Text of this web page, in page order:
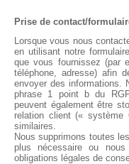
Prise de contact/
Lorsque vous nous
en utilisant notre
que vous fournissez (par
téléphone, adresse) afin
envoyer des informations.
phrase 1 point b du
peuvent également être
relation client (« système
similaires.
Nous supprimons toutes
plus nécessaire ou
obligations légales de